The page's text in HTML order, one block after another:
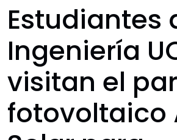
Estudiantes
Ingeniería
visitan el
fotovoltaico